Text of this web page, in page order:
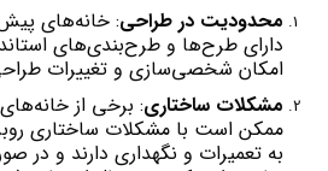
محدودیت در طراحی: خانه‌های
دارای طرح‌ها و طرح‌بندی‌های
امکان شخصی‌سازی و تغییرات
مشکلات ساختاری: برخی از
ممکن است با مشکلات ساختاری
به تعمیرات و نگهداری دارند و در